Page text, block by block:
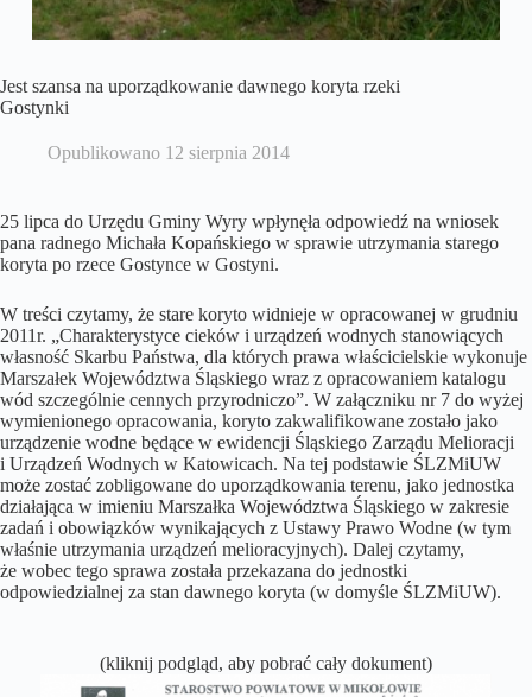
Jest szansa na uporządkowanie dawnego koryta rzeki
Gostynki
Opublikowano 12 sierpnia 2014
25 lipca do Urzędu Gminy Wyry wpłynęła odpowiedź na wniosek
pana radnego Michała Kopańskiego w sprawie utrzymania starego
koryta po rzece Gostynce w Gostyni.
W treści czytamy, że stare koryto widnieje w opracowanej w grudniu
2011r. „Charakterystyce cieków i urządzeń wodnych stanowiących
własność Skarbu Państwa, dla których prawa właścicielskie wykonuje
Marszałek Województwa Śląskiego wraz z opracowaniem katalogu
wód szczególnie cennych przyrodniczo”. W załączniku nr 7 do wyżej
wymienionego opracowania, koryto zakwalifikowane zostało jako
urządzenie wodne będące w ewidencji Śląskiego Zarządu Melioracji
i Urządzeń Wodnych w Katowicach. Na tej podstawie ŚLZMiUW
może zostać zobligowane do uporządkowania terenu, jako jednostka
działająca w imieniu Marszałka Województwa Śląskiego w zakresie
zadań i obowiązków wynikających z Ustawy Prawo Wodne (w tym
właśnie utrzymania urządzeń melioracyjnych). Dalej czytamy,
że wobec tego sprawa została przekazana do jednostki
odpowiedzialnej za stan dawnego koryta (w domyśle ŚLZMiUW).
(kliknij podgląd, aby pobrać cały dokument)